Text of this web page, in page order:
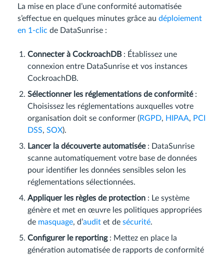
La mise en place d’une conformité automatisée
s’effectue en quelques minutes grâce au déploiement
en 1-clic de DataSunrise :
Connecter à CockroachDB: Établissez une
connexion entre DataSunrise et vos instances
CockroachDB.
Sélectionner les réglementations de conformité:
Choisissez les réglementations auxquelles votre
organisation doit se conformer (RGPD, HIPAA, PCI
DSS, SOX).
Lancer la découverte automatisée: DataSunrise
scanne automatiquement votre base de données
pour identifier les données sensibles selon les
réglementations sélectionnées.
Appliquer les règles de protection : Le système
génère et met en œuvre les politiques appropriées
de masquage, d’audit et de sécurité.
Configurer le reporting: Mettez en place la
génération automatisée de rapports de conformité